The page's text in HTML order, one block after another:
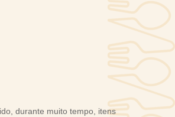
durante muito tempo, itens